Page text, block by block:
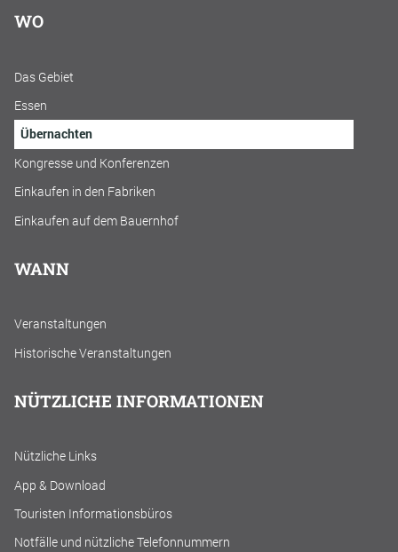
WO
Das Gebiet
Essen
Übernachten
Kongresse und Konferenzen
Einkaufen in den Fabriken
Einkaufen auf dem Bauernhof
WANN
Veranstaltungen
Historische Veranstaltungen
NÜTZLICHE INFORMATIONEN
Nützliche Links
App & Download
Touristen Informationsbüros
Notfälle und nützliche Telefonnummern